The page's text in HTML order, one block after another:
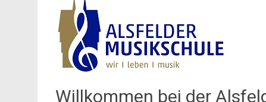
Willkommen bei der